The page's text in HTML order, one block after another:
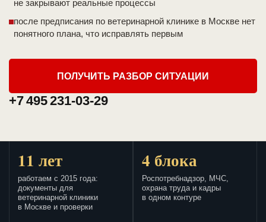
не закрывают реальные процессы
после предписания по ветеринарной клинике в Москве нет
понятного плана, что исправлять первым
ПОЛУЧИТЬ РАЗБОР СИТУАЦИИ
+7 495 231-03-29
11 лет
работаем с 2015 года:
документы для
ветеринарной клиники
в Москве и проверки
4 блока
Роспотребнадзор, МЧС,
охрана труда и кадры
в одном контуре